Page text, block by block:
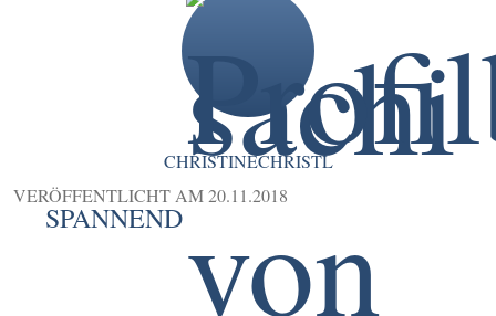
CHRISTINECHRISTL
VERÖFFENTLICHT AM20.11.2018
SPANNEND